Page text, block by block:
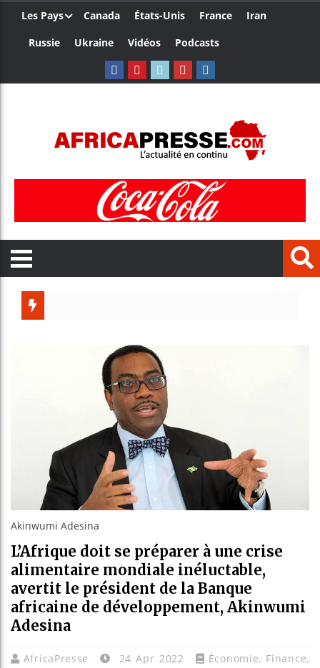
Les Pays Canada États-Unis France
Iran
Russie
Ukraine Vidéos Podcasts
Akinwumi Adesina
L’Afrique doit se préparer à une crise
alimentaire mondiale inéluctable,
avertit le président de la Banque
africaine de développement, Akinwumi
Adesina
AfricaPresse 24 Apr 2022 Économie, Finance,